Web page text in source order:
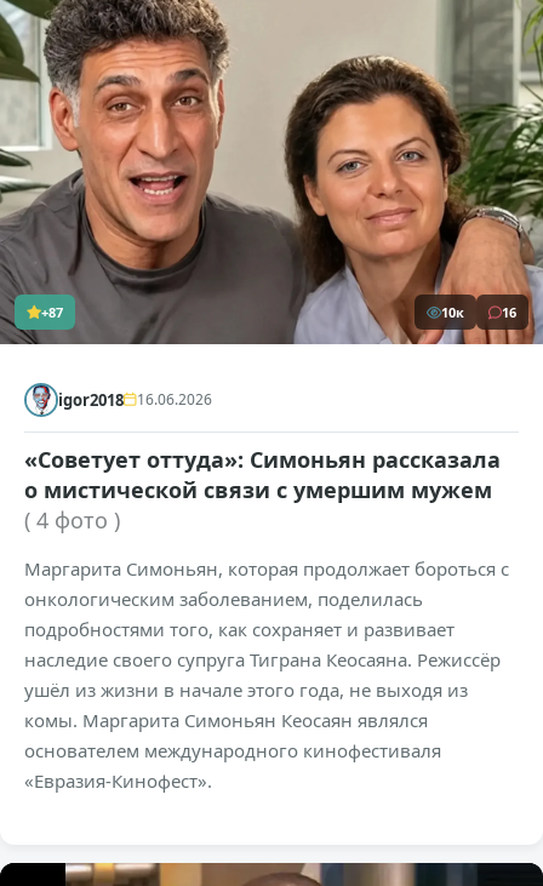
+87 10к 16
igor2018 16.06.2026
«Советует оттуда»: Симоньян рассказала
о мистической связи с умершим мужем
( 4 фото )
Маргарита Симоньян, которая продолжает бороться с
онкологическим заболеванием, поделилась
подробностями того, как сохраняет и развивает
наследие своего супруга Тиграна Кеосаяна. Режиссёр
ушёл из жизни в начале этого года, не выходя из
комы. Маргарита Симоньян Кеосаян являлся
основателем международного кинофестиваля
«Евразия-Кинофест».